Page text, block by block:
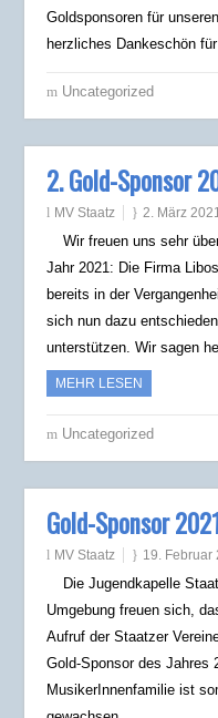
Goldsponsoren für
herzliches Dankeschön
Uncategorized
2. Gold-Sponsor
MV Staatz 2. März
Wir freuen uns sehr
Jahr 2021: Die Firma
bereits in der
sich nun dazu
unterstützen. Wir sagen
MEHR LESEN
Uncategorized
Gold-Sponsor
MV Staatz 19. Februar
Die Jugendkapelle
Umgebung freuen sich,
Aufruf der Staatzer
Gold-Sponsor des Jahres
MusikerInnenfamilie ist